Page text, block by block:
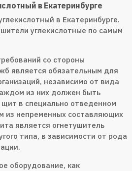
в Екатеринбурге
в Екатеринбурге.
углекислотные по самым
со стороны
является обязательным для
независимо от вида
из них должен быть
в специально отведенном
из непременных составляющих
является огнетушитель
типа, в зависимости от рода
оборудование, как